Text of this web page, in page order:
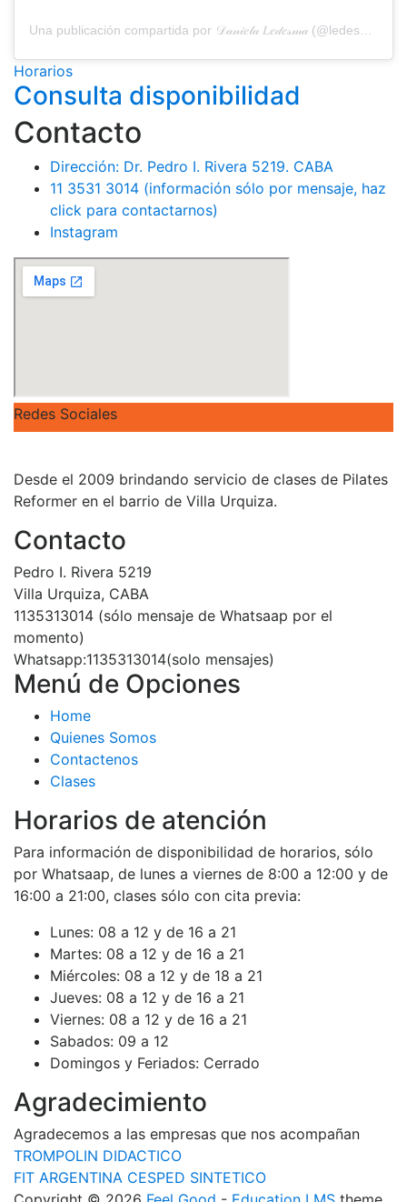
Horarios
Consulta disponibilidad
Contacto
Dirección: Dr. Pedro I. Rivera 5219. CABA
11 3531 3014 (información sólo por mensaje, haz
click para contactarnos)
Instagram
Redes Sociales
Desde el 2009 brindando servicio de clases de Pilates
Reformer en el barrio de Villa Urquiza.
Contacto
Pedro I. Rivera 5219
Villa Urquiza, CABA
1135313014 (sólo mensaje de Whatsaap por el
momento)
Whatsapp:1135313014(solo mensajes)
Menú de Opciones
Home
Quienes Somos
Contactenos
Clases
Horarios de atención
Para información de disponibilidad de horarios, sólo
por Whatsaap, de lunes a viernes de 8:00 a 12:00 y de
16:00 a 21:00, clases sólo con cita previa:
Lunes: 08 a 12 y de 16 a 21
Martes: 08 a 12 y de 16 a 21
Miércoles: 08 a 12 y de 18 a 21
Jueves: 08 a 12 y de 16 a 21
Viernes: 08 a 12 y de 16 a 21
Sabados: 09 a 12
Domingos y Feriados: Cerrado
Agradecimiento
Agradecemos a las empresas que nos acompañan
TROMPOLIN DIDACTICO
FIT ARGENTINA CESPED SINTETICO